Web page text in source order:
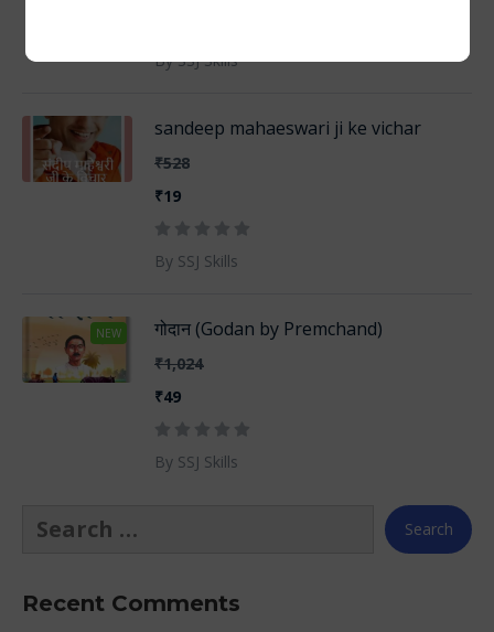
By SSJ Skills
sandeep mahaeswari ji ke vichar
₹528
₹19
By SSJ Skills
NEW गोदान (Godan by Premchand)
₹1,024
₹49
By SSJ Skills
Recent Comments